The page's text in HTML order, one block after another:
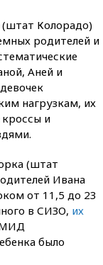
Колорадо)
родителей и
Аней и
нагрузкам, их
кроссы и
(штат
Ивана
от 11,5 до 23
в СИЗО, их
было